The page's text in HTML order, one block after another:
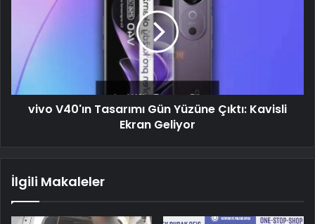
vivo V40'ın Tasarımı Gün Yüzüne Çıktı: Kavisli
Ekran Geliyor
İlgili Makaleler